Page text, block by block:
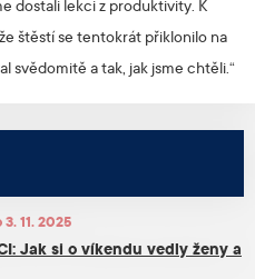
3. 11. 2025
Jak si o víkendu vedly ženy a
dostali lekci z produktivity. K
štěstí se tentokrát přiklonilo na
svědomitě a tak, jak jsme chtěli.“